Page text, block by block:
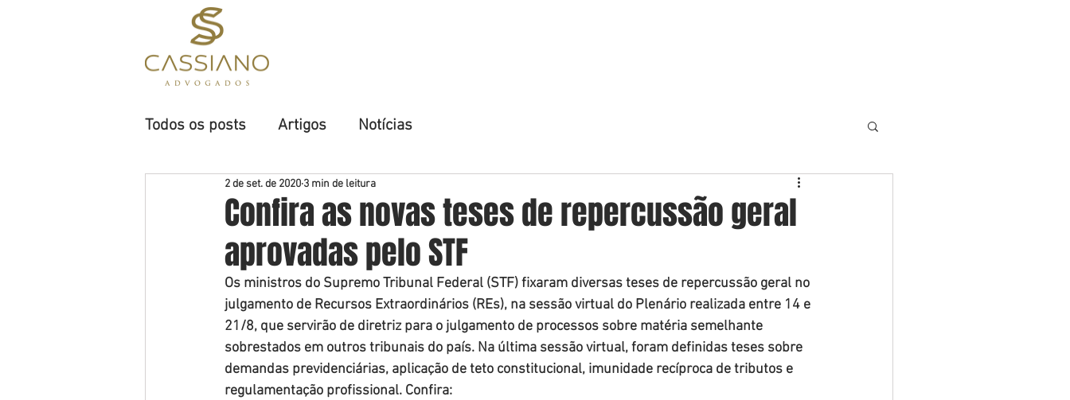
Todos os posts Artigos Notícias
Confira as novas teses de repercussão geral
aprovadas pelo STF
2 de set. de 2020 3 min de leitura
Os ministros do Supremo Tribunal Federal (STF) fixaram diversas teses de repercussão geral no
julgamento de Recursos Extraordinários (REs), na sessão virtual do Plenário realizada entre 14 e
21/8, que servirão de diretriz para o julgamento de processos sobre matéria semelhante
sobrestados em outros tribunais do país. Na última sessão virtual, foram definidas teses sobre
demandas previdenciárias, aplicação de teto constitucional, imunidade recíproca de tributos e
regulamentação profissional. Confira: